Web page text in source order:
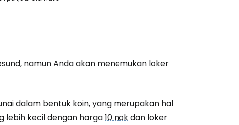
namun Anda akan menemukan loker
dalam bentuk koin, yang merupakan hal
lebih kecil dengan harga10 nokdan loker